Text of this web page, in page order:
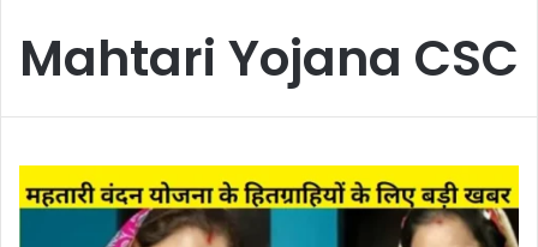
Mahtari Yojana CSC